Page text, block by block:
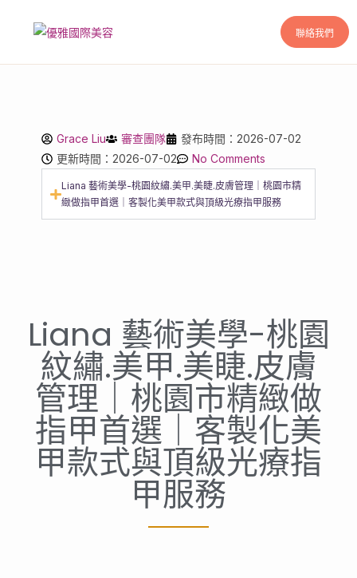
聯絡我們
Grace Liu 審查團隊
發布時間：2026-07-02
更新時間：2026-07-02
No Comments
Liana 藝術美學-桃園紋繡.美甲.美睫.皮膚管理｜桃園市精
緻做指甲首選｜客製化美甲款式與頂級光療指甲服務
Liana 藝術美學-桃園
紋繡.美甲.美睫.皮膚
管理｜桃園市精緻做
指甲首選｜客製化美
甲款式與頂級光療指
甲服務